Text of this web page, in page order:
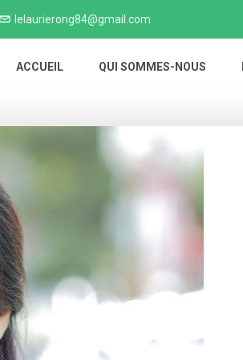
lelaurierong84@gmail.com
ACCUEIL QUI SOMMES-NOUS